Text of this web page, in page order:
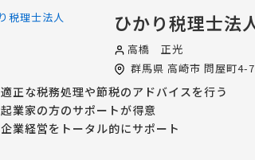
ひかり税理士法
高橋 正光
群馬県 高崎市 問屋町4-
適正な税務処理や節税のアドバイスを行う
起業家の方のサポートが得意
企業経営をトータル的にサポート